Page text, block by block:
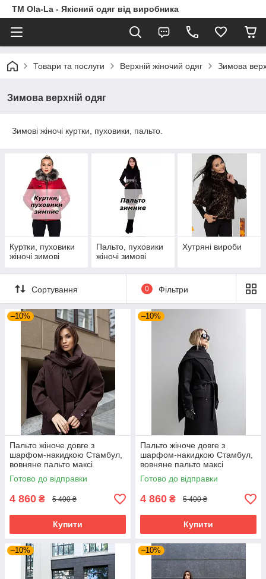
TM Ola-La - Якісний одяг від виробника
Товари та послуги Верхній жіночий одяг Зимова
Зимова верхній одяг
Зимові жіночі куртки, пуховики, пальто.
Куртки, пуховики
жіночі зимові
Пальто, пуховики
жіночі зимові
Хутряні вироби
Сортування 0 Фільтри
–10%
Пальто жіноче довге з
шарфом-накидкою Стамбул,
вовняне пальто максі
преміум якості 40-54 розміри
шоколад
Готово до відправки
4 860 ₴ 5 400 ₴
Купити
–10%
Пальто жіноче довге з
шарфом-накидкою Стамбул,
вовняне пальто максі
преміум якості 40-54 розміри
чорне
Готово до відправки
4 860 ₴ 5 400 ₴
Купити
–10% –10%